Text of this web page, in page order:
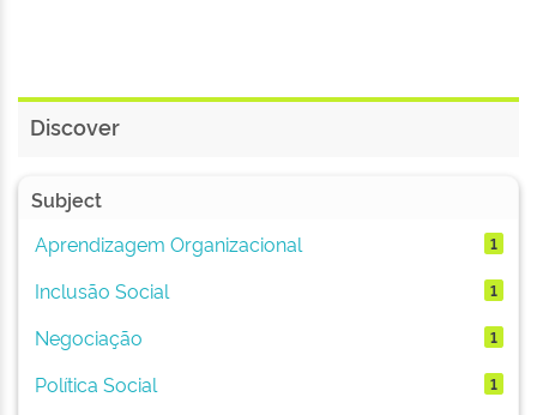
Discover
Subject
Aprendizagem Organizacional
1
Inclusão Social 1
Negociação 1
Política Social 1